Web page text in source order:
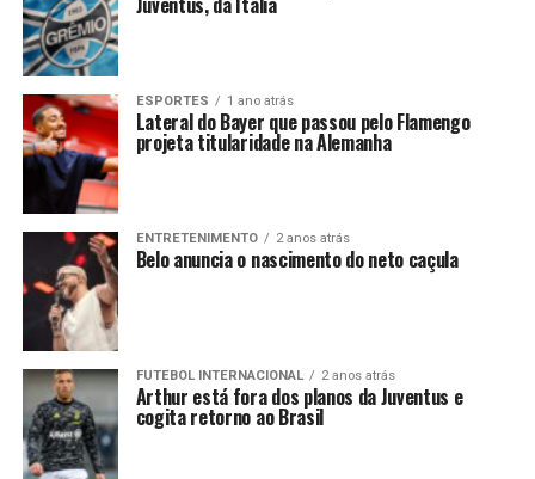
ESPORTES 1 ano atrás
Lateral do Bayer que passou pelo Flamengo
projeta titularidade na Alemanha
ENTRETENIMENTO 2 anos atrás
Belo anuncia o nascimento do neto caçula
FUTEBOL INTERNACIONAL 2 anos atrás
Arthur está fora dos planos da Juventus e
cogita retorno ao Brasil